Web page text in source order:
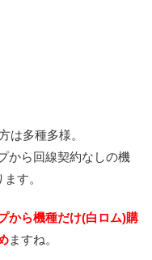
は多種多様。
から回線契約なしの機
す。
から機種だけ(白ロム)購
ますね。